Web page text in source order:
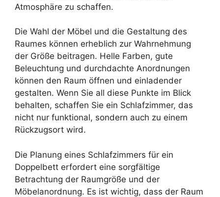
Atmosphäre zu schaffen.
Die Wahl der Möbel und die Gestaltung des
Raumes können erheblich zur Wahrnehmung
der Größe beitragen. Helle Farben, gute
Beleuchtung und durchdachte Anordnungen
können den Raum öffnen und einladender
gestalten. Wenn Sie all diese Punkte im Blick
behalten, schaffen Sie ein Schlafzimmer, das
nicht nur funktional, sondern auch zu einem
Rückzugsort wird.
Die Planung eines Schlafzimmers für ein
Doppelbett erfordert eine sorgfältige
Betrachtung der Raumgröße und der
Möbelanordnung. Es ist wichtig, dass der Raum